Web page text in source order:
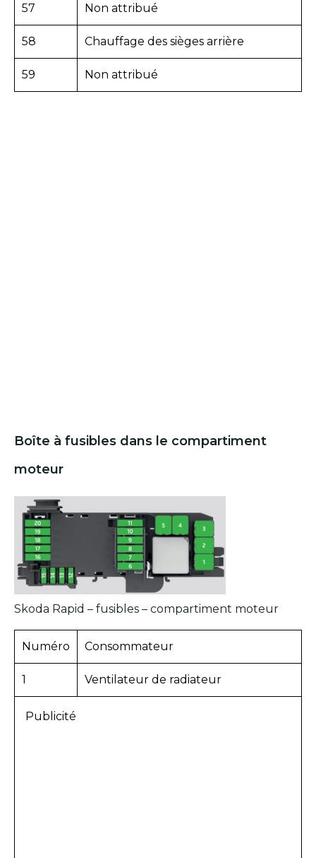
57 Non attribué
58 Chauffage des sièges arrière
59 Non attribué
Boîte à fusibles dans le compartiment
moteur
Skoda Rapid – fusibles – compartiment moteur
Numéro Consommateur
1 Ventilateur de radiateur
Publicité